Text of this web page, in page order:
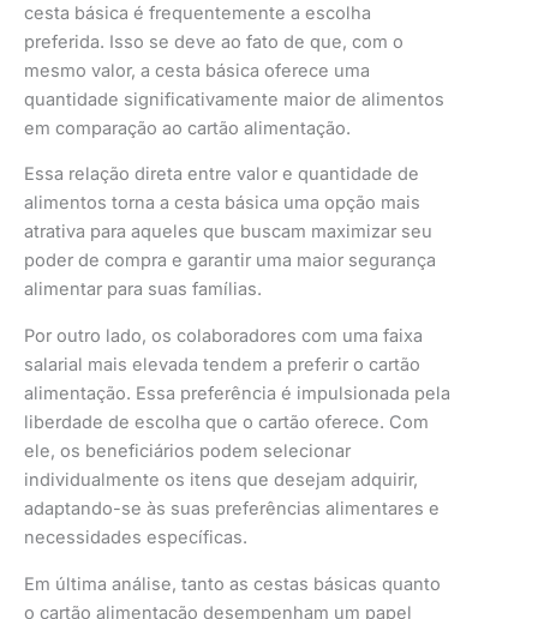
cesta básica é frequentemente a escolha
preferida. Isso se deve ao fato de que, com o
mesmo valor, a cesta básica oferece uma
quantidade significativamente maior de alimentos
em comparação ao cartão alimentação.
Essa relação direta entre valor e quantidade de
alimentos torna a cesta básica uma opção mais
atrativa para aqueles que buscam maximizar seu
poder de compra e garantir uma maior segurança
alimentar para suas famílias.
Por outro lado, os colaboradores com uma faixa
salarial mais elevada tendem a preferir o cartão
alimentação. Essa preferência é impulsionada pela
liberdade de escolha que o cartão oferece. Com
ele, os beneficiários podem selecionar
individualmente os itens que desejam adquirir,
adaptando-se às suas preferências alimentares e
necessidades específicas.
Em última análise, tanto as cestas básicas quanto
o cartão alimentação desempenham um papel